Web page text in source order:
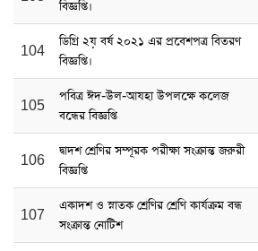
বিজ্ঞপ্তি।
104
ডিগ্রি ২য় বর্ষ ২০২১ এর প্রবেশপত্র বিতরণ
বিজ্ঞপ্তি।
105
পবিত্র ঈদ-উল-আযহা উপলক্ষে কলেজ
বন্ধের বিজ্ঞপ্তি
106
দ্বাদশ শ্রেণির সম্পূরক পরীক্ষা সংক্রান্ত জরুরী
বিজ্ঞপ্তি
107
একাদশ ও স্নাতক শ্রেণির শ্রেণি কার্যক্রম বন্ধ
সংক্রান্ত নোটিশ